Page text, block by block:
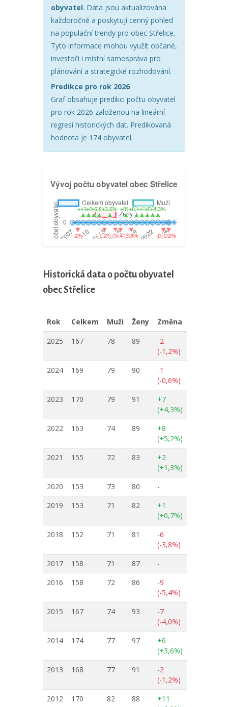
obyvatel. Data jsou aktualizována
každoročně a poskytují cenný pohled
na populační trendy pro obec Střelice.
Tyto informace mohou využít občané,
investoři i místní samospráva pro
plánování a strategické rozhodování.
Predikce pro rok 2026
Graf obsahuje predikci počtu obyvatel
pro rok 2026 založenou na lineární
regresi historických dat. Predikovaná
hodnota je 174 obyvatel.
Historická data o počtu obyvatel
obec Střelice
Rok Celkem Muži Ženy
Změna
2025
167 78 89
-2
(-1,2%)
2024
169 79 90
-1
(-0,6%)
2023
170 79 91
+7
(+4,3%)
2022
163 74 89
+8
(+5,2%)
2021
155 72 83
+2
(+1,3%)
2020
153 73 80
-
2019
153 71 82
+1
(+0,7%)
2018
152 71 81
-6
(-3,8%)
2017
158 71 87
-
2016
158 72 86
-9
(-5,4%)
2015
167 74 93
-7
(-4,0%)
2014
174 77 97
+6
(+3,6%)
2013
168 77 91
-2
(-1,2%)
2012
170 82 88
+11